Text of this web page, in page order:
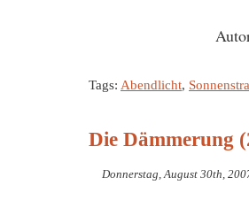
Tags: Abendlicht,
Die Dämmerung
Donnerstag, August 30th,